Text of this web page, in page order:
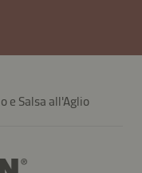
e Salsa all'Aglio